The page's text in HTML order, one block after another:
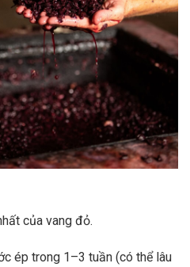
của vang đỏ.
ép trong 1–3 tuần (có thể lâu